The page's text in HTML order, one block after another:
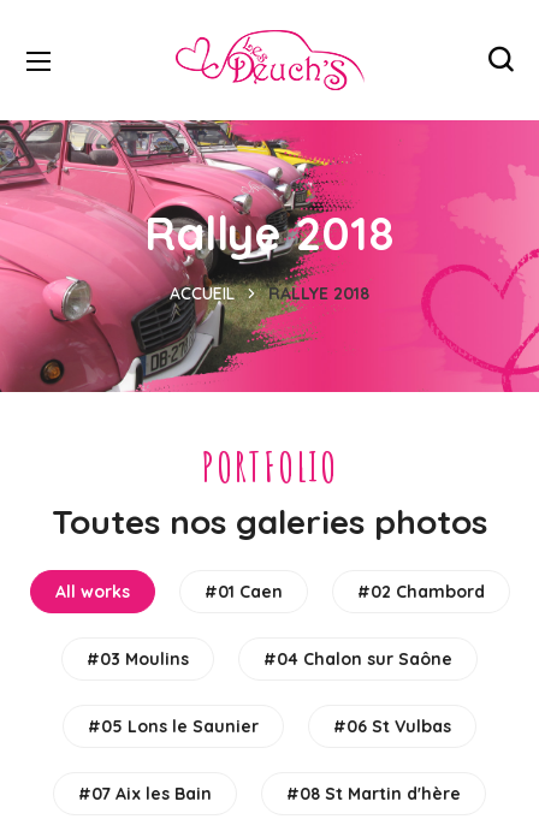
Rallye 2018
ACCUEIL RALLYE 2018
PORTFOLIO
Toutes nos galeries photos
All works #01 Caen #02 Chambord
#03 Moulins #04 Chalon sur Saône
#05 Lons le Saunier #06 St Vulbas
#07 Aix les Bain #08 St Martin d'hère